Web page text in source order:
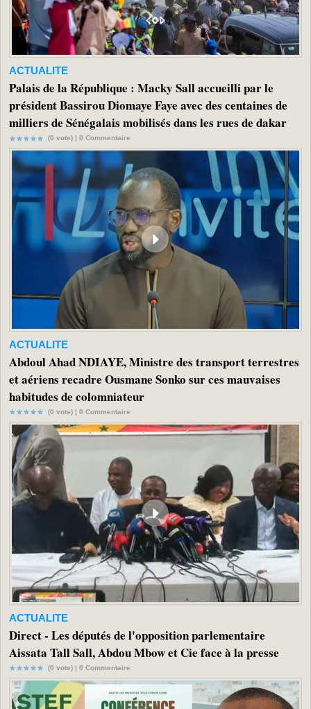
ACTUALITE
Palais de la République : Macky Sall accueilli par le
président Bassirou Diomaye Faye avec des centaines de
milliers de Sénégalais mobilisés dans les rues de dakar
(0 vote) | 0 Commentaire
ACTUALITE
Abdoul Ahad NDIAYE, Ministre des transport terrestres
et aériens recadre Ousmane Sonko sur ces mauvaises
habitudes de colomniateur
(0 vote) | 0 Commentaire
ACTUALITE
Direct - Les députés de l'opposition parlementaire
Aissata Tall Sall, Abdou Mbow et Cie face à la presse
(0 vote) | 0 Commentaire